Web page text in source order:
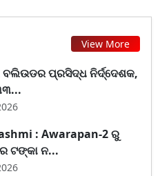
View More
ପ୍ରସିଦ୍ଧ ନିର୍ଦ୍ଦେଶକ,
: Awarapan-2 ରୁ
ଟଙ୍କା ନ...